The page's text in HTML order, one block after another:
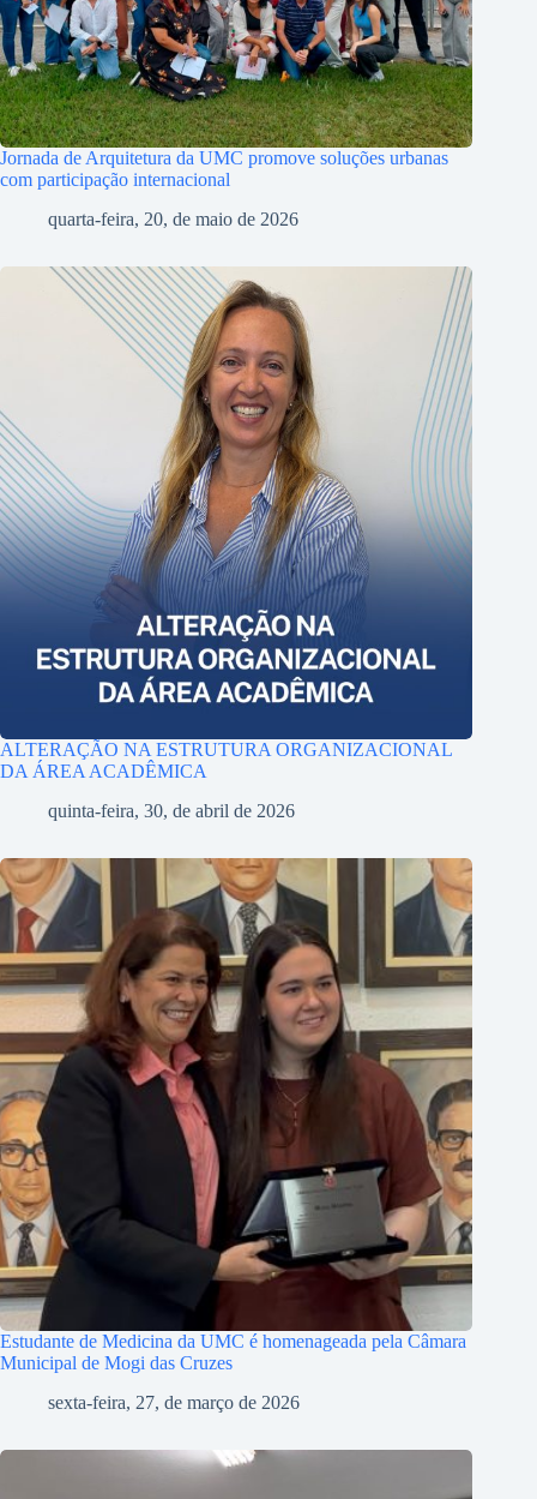
Jornada de Arquitetura da UMC promove soluções urbanas
com participação internacional
quarta-feira, 20, de maio de 2026
ALTERAÇÃO NA ESTRUTURA ORGANIZACIONAL
DA ÁREA ACADÊMICA
quinta-feira, 30, de abril de 2026
Estudante de Medicina da UMC é homenageada pela Câmara
Municipal de Mogi das Cruzes
sexta-feira, 27, de março de 2026